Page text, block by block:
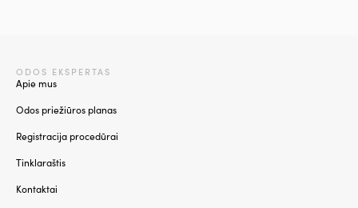
ODOS EKSPERTAS
Apie mus
Odos priežiūros planas
Registracija procedūrai
Tinklaraštis
Kontaktai